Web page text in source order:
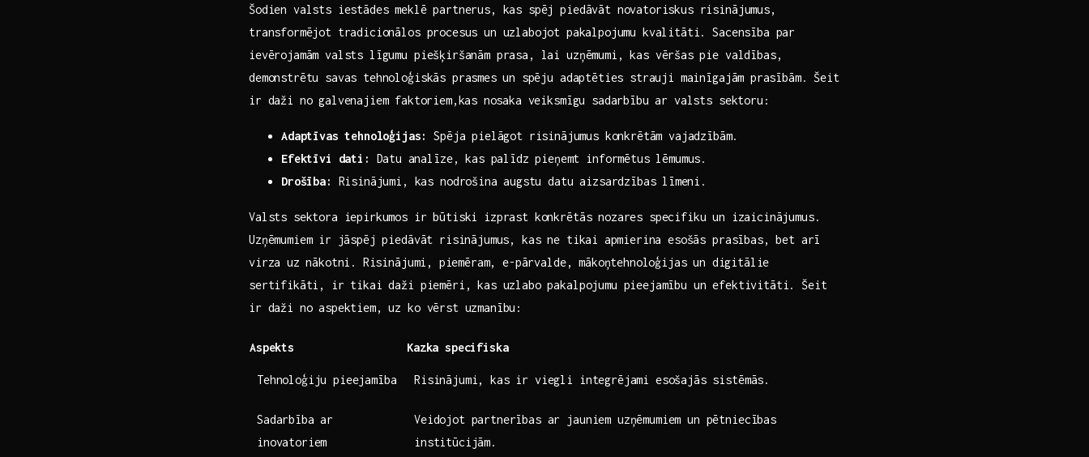
Šodien ​valsts iestādes meklē partnerus, kas spēj ‌piedāvāt‍ novatoriskus risinājumus,
transformējot tradicionālos procesus un uzlabojot⁢ pakalpojumu kvalitāti. Sacensība par
ievērojamām valsts līgumu piešķiršanām prasa,‌ lai uzņēmumi, kas vēršas ⁢pie valdības,
demonstrētu‌ savas tehnoloģiskās prasmes⁤ un ⁢spēju adaptēties strauji mainīgajām ⁢prasībām. Šeit
ir daži no galvenajiem ⁢faktoriem,kas⁢ nosaka veiksmīgu sadarbību ar valsts sektoru:
Adaptīvas tehnoloģijas:
Spēja pielāgot risinājumus⁣ konkrētām vajadzībām.
Efektīvi dati:
Datu ⁣analīze, kas palīdz pieņemt ‍informētus lēmumus.
Drošība:
Risinājumi, kas‍ nodrošina ⁢augstu datu aizsardzības ⁢līmeni.
Valsts sektora iepirkumos ir būtiski izprast konkrētās nozares specifiku un ⁢izaicinājumus.
Uzņēmumiem ⁣ir jāspēj piedāvāt risinājumus, kas ne‍ tikai⁢ apmierina ‍esošās prasības,‌ bet arī
virza ⁣uz nākotni.⁢ Risinājumi,⁣ piemēram, e-pārvalde, mākoņtehnoloģijas un ⁢digitālie
sertifikāti, ir tikai daži piemēri, kas uzlabo pakalpojumu pieejamību un efektivitāti. Šeit
ir daži no aspektiem, ​uz ko vērst uzmanību:
Aspekts Kazka specifiska
Tehnoloģiju pieejamība Risinājumi, ‌kas ir viegli integrējami ‌esošajās sistēmās.
Sadarbība ar
inovatoriem
Veidojot partnerības ‌ar​ jauniem uzņēmumiem un pētniecības
institūcijām.